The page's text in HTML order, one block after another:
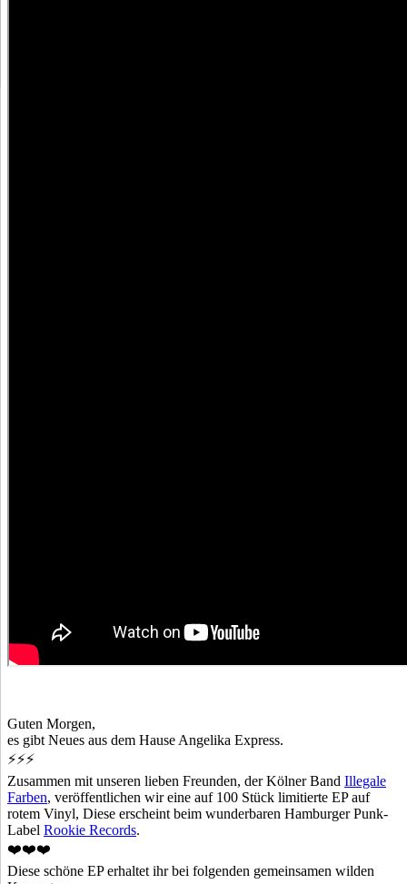
Guten Morgen,
es gibt Neues aus dem Hause Angelika Express.
⚡⚡⚡
Zusammen mit unseren lieben Freunden, der Kölner Band Illegale
Farben, veröffentlichen wir eine auf 100 Stück limitierte EP auf
rotem Vinyl, Diese erscheint beim wunderbaren Hamburger Punk-
Label Rookie Records.
❤️❤️❤️
Diese schöne EP erhaltet ihr bei folgenden gemeinsamen wilden